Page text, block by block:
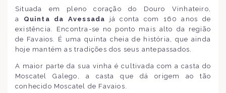
Situada em pleno coração do Douro Vinhateiro,
a Quinta da Avessada já conta com 160 anos de
existência. Encontra-se no ponto mais alto da região
de Favaios. É uma quinta cheia de história, que ainda
hoje mantém as tradições dos seus antepassados.
A maior parte da sua vinha é cultivada com a casta do
Moscatel Galego, a casta que dá origem ao tão
conhecido Moscatel de Favaios.